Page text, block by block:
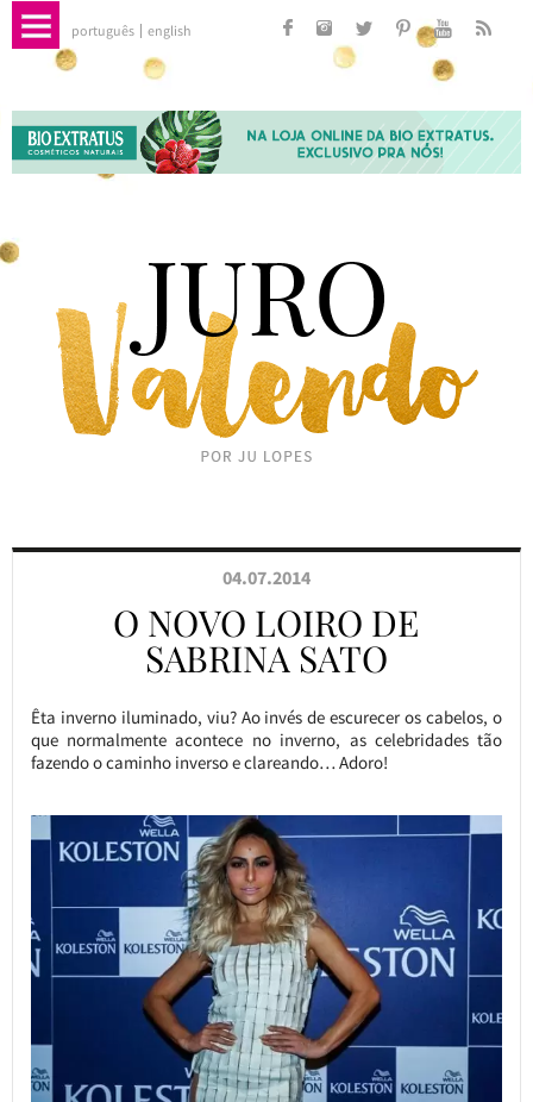
português english
04.07.2014
O NOVO LOIRO DE
SABRINA SATO
Êta inverno iluminado, viu? Ao invés de escurecer os cabelos, o
que normalmente acontece no inverno, as celebridades tão
fazendo o caminho inverso e clareando… Adoro!